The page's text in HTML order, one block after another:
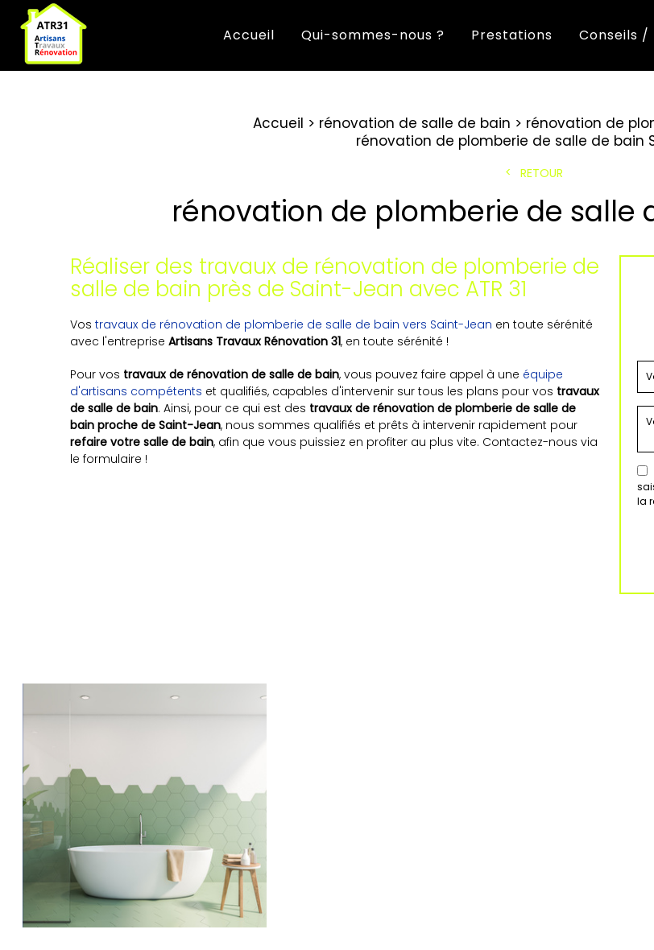
Accueil Qui-sommes-nous ? Prestations Conseils /
Accueil rénovation de salle de bain
rénovation de
rénovation de plomberie de salle de bain
RETOUR
rénovation de plomberie de salle
Réaliser des travaux de rénovation de plomberie de
salle de bain près de Saint-Jean avec ATR 31
Vos travaux de rénovation de plomberie de salle de bain vers Saint-Jean en toute sérénité
avec l'entreprise Artisans Travaux Rénovation 31, en toute sérénité !
Pour vos travaux de rénovation de salle de bain, vous pouvez faire appel à une équipe
d'artisans compétents et qualifiés, capables d'intervenir sur tous les plans pour vos travaux
de salle de bain. Ainsi, pour ce qui est des travaux de rénovation de plomberie de salle de
bain proche de Saint-Jean, nous sommes qualifiés et prêts à intervenir rapidement pour
refaire votre salle de bain, afin que vous puissiez en profiter au plus vite. Contactez-nous via
le formulaire !
la